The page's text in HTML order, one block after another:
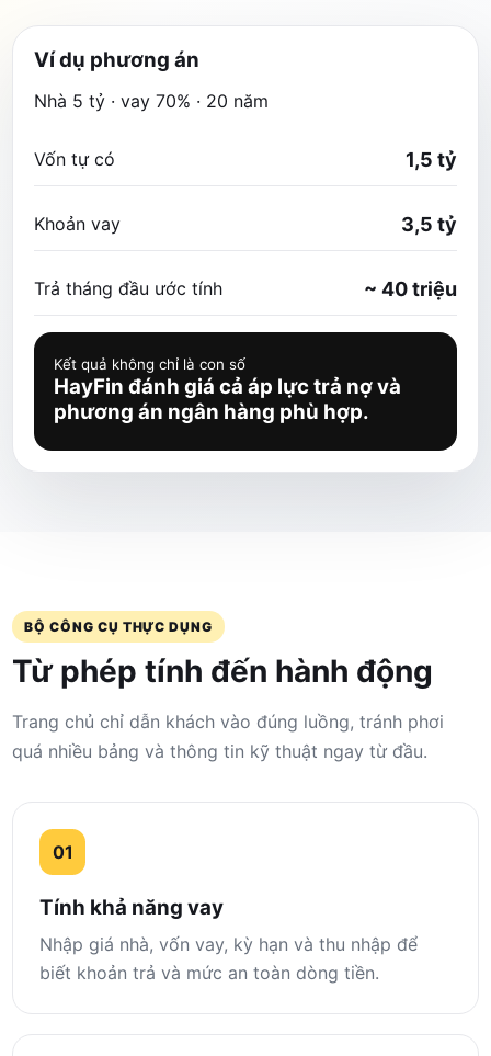
Ví dụ phương án
Nhà 5 tỷ · vay 70% · 20 năm
Vốn tự có 1,5 tỷ
Khoản vay 3,5 tỷ
Trả tháng đầu ước tính ~ 40 triệu
Kết quả không chỉ là con số
HayFin đánh giá cả áp lực trả nợ và
phương án ngân hàng phù hợp.
BỘ CÔNG CỤ THỰC DỤNG
Từ phép tính đến hành động
Trang chủ chỉ dẫn khách vào đúng luồng, tránh phơi
quá nhiều bảng và thông tin kỹ thuật ngay từ đầu.
01
Tính khả năng vay
Nhập giá nhà, vốn vay, kỳ hạn và thu nhập để
biết khoản trả và mức an toàn dòng tiền.